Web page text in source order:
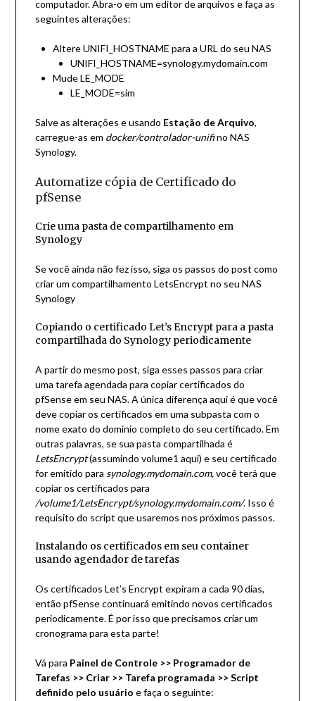
computador. Abra-o em um editor de arquivos e faça as
seguintes alterações:
Altere UNIFI_HOSTNAME para a URL do seu NAS
UNIFI_HOSTNAME=synology.mydomain.com
Mude LE_MODE
LE_MODE=sim
Salve as alterações e usando Estação de Arquivo,
carregue-as em docker/controlador-unifino NAS
Synology.
Automatize cópia de Certificado do
pfSense
Crie uma pasta de compartilhamento em
Synology
Se você ainda não fez isso, siga os passos do post como
criar um compartilhamento LetsEncrypt no seu NAS
Synology
Copiando o certificado Let’s Encrypt para a pasta
compartilhada do Synology periodicamente
A partir do mesmo post, siga esses passos para criar
uma tarefa agendada para copiar certificados do
pfSense em seu NAS. A única diferença aqui é que você
deve copiar os certificados em uma subpasta com o
nome exato do domínio completo do seu certificado. Em
outras palavras, se sua pasta compartilhada é
LetsEncrypt(assumindo volume1 aqui) e seu certificado
for emitido para synology.mydomain.com,você terá que
copiar os certificados para
/volume1/LetsEncrypt/synology.mydomain.com/. Isso é
requisito do script que usaremos nos próximos passos.
Instalando os certificados em seu container
usando agendador de tarefas
Os certificados Let’s Encrypt expiram a cada 90 dias,
então pfSense continuará emitindo novos certificados
periodicamente. É por isso que precisamos criar um
cronograma para esta parte!
Vá para Painel de Controle >> Programador de
Tarefas >> Criar >> Tarefa programada >> Script
definido pelo usuário e faça o seguinte: